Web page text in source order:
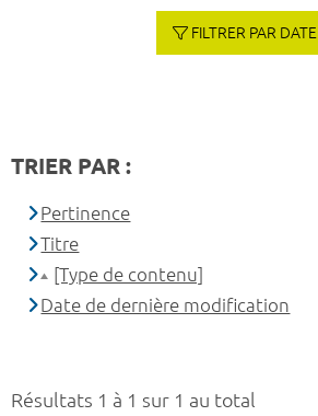
Résultats 1 à 1 sur 1 au total
FILTRER PAR DATE
TRIER PAR :
Pertinence
Titre
[Type de contenu]
Date de dernière modification